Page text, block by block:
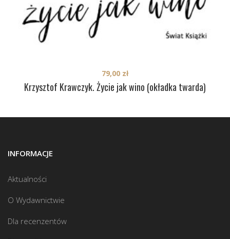
Krzysztof Krawczyk. Życie jak wino (okładka twarda)
79,00 zł
INFORMACJE
Aktualności
O Wydawnictwie
Dla recenzentów